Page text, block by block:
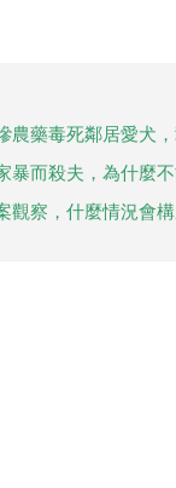
農藥毒死鄰居愛犬
暴而殺夫，為什麼
觀察，什麼情況會